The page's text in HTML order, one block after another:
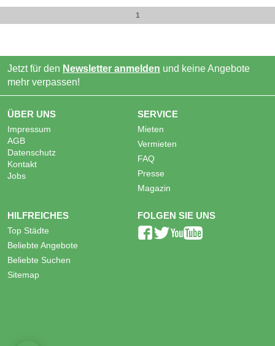
1
Jetzt für den Newsletter anmelden und keine Angebote
mehr verpassen!
ÜBER UNS
Impressum
AGB
Datenschutz
Kontakt
Jobs
SERVICE
Mieten
Vermieten
FAQ
Presse
Magazin
HILFREICHES
Top Städte
Beliebte Angebote
Beliebte Suchen
Sitemap
FOLGEN SIE UNS